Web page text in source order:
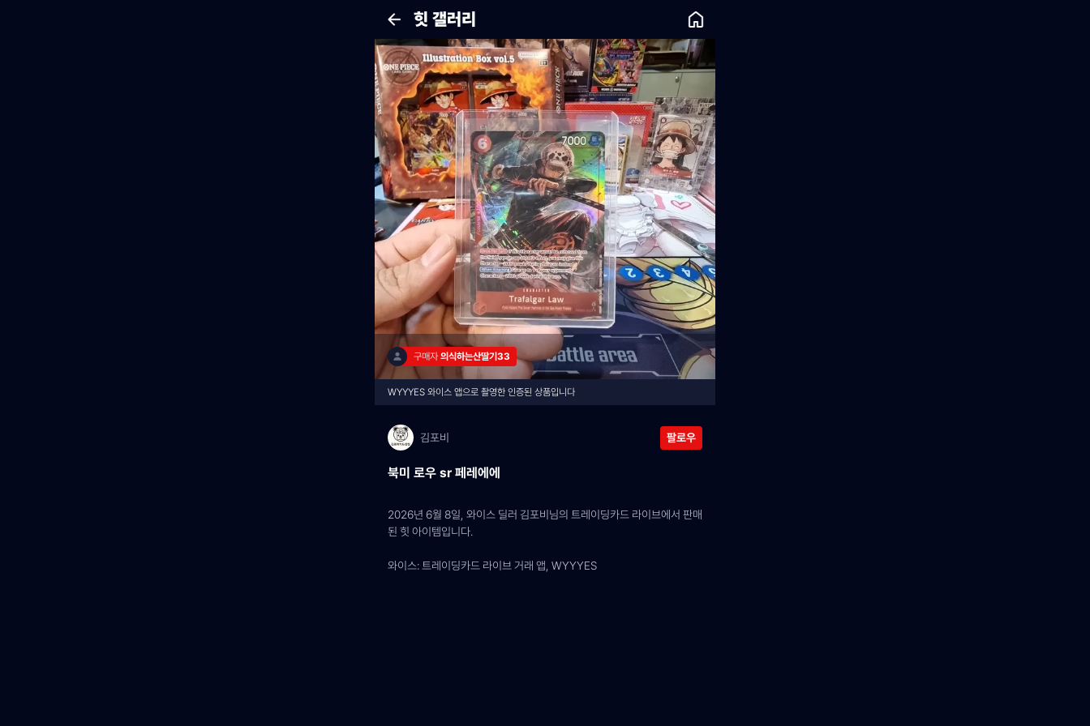
힛 갤러리
구매자 의식하는산딸기33
WYYYES 와이스 앱으로 촬영한 인증된 상품입니다
김포비 팔로우
북미 로우 sr 페레에에
2026년 6월 8일, 와이스 딜러 김포비님의 트레이딩카드 라이브에서 판매
된 힛 아이템입니다.
와이스: 트레이딩카드 라이브 거래 앱, WYYYES